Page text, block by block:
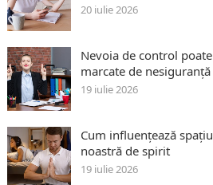
20 iulie 2026
Nevoia de control
marcate de nesiguranță
19 iulie 2026
Cum influențează
noastră de spirit
19 iulie 2026